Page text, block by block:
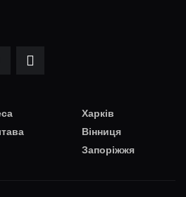
Харків
Вінниця
Запоріжжя